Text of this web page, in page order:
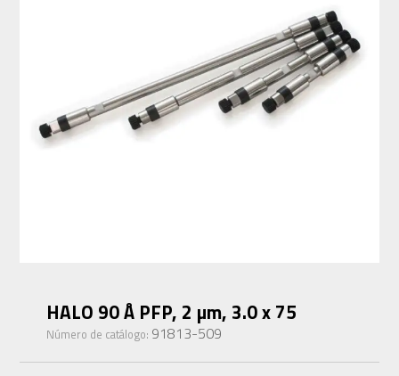
HALO 90 Å PFP, 2 µm, 3.0 x 75
Número de catálogo: 91813-509